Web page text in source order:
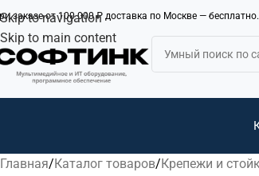
Skip to navigation
Skip to main content
заказе от 100 000 ₽ доставка по Москве —
Главная Каталог товаров Крепежи и